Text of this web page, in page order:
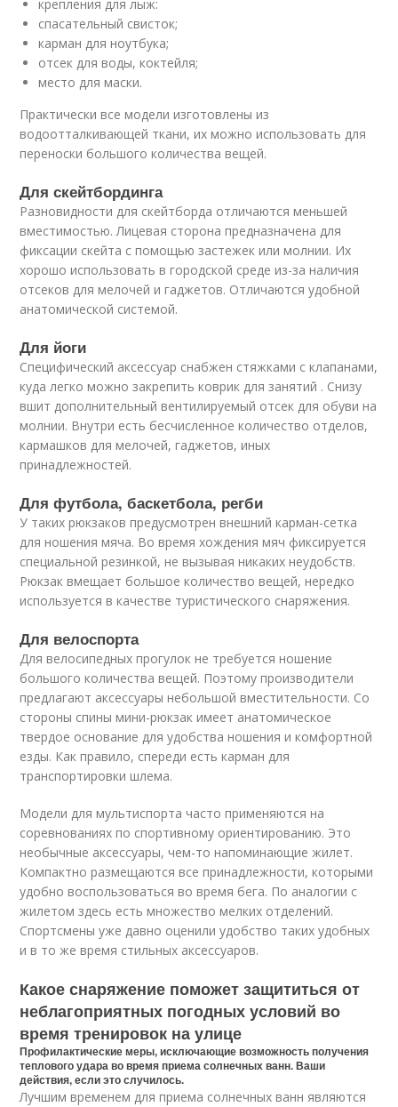
крепления для лыж:
спасательный свисток;
карман для ноутбука;
отсек для воды, коктейля;
место для маски.
Практически все модели изготовлены из
водоотталкивающей ткани, их можно использовать для
переноски большого количества вещей.
Для скейтбординга
Разновидности для скейтборда отличаются меньшей
вместимостью. Лицевая сторона предназначена для
фиксации скейта с помощью застежек или молнии. Их
хорошо использовать в городской среде из-за наличия
отсеков для мелочей и гаджетов. Отличаются удобной
анатомической системой.
Для йоги
Специфический аксессуар снабжен стяжками с клапанами,
куда легко можно закрепить коврик для занятий . Снизу
вшит дополнительный вентилируемый отсек для обуви на
молнии. Внутри есть бесчисленное количество отделов,
кармашков для мелочей, гаджетов, иных
принадлежностей.
Для футбола, баскетбола, регби
У таких рюкзаков предусмотрен внешний карман-сетка
для ношения мяча. Во время хождения мяч фиксируется
специальной резинкой, не вызывая никаких неудобств.
Рюкзак вмещает большое количество вещей, нередко
используется в качестве туристического снаряжения.
Для велоспорта
Для велосипедных прогулок не требуется ношение
большого количества вещей. Поэтому производители
предлагают аксессуары небольшой вместительности. Со
стороны спины мини-рюкзак имеет анатомическое
твердое основание для удобства ношения и комфортной
езды. Как правило, спереди есть карман для
транспортировки шлема.
Модели для мультиспорта часто применяются на
соревнованиях по спортивному ориентированию. Это
необычные аксессуары, чем-то напоминающие жилет.
Компактно размещаются все принадлежности, которыми
удобно воспользоваться во время бега. По аналогии с
жилетом здесь есть множество мелких отделений.
Спортсмены уже давно оценили удобство таких удобных
и в то же время стильных аксессуаров.
Какое снаряжение поможет защититься от
неблагоприятных погодных условий во
время тренировок на улице
Профилактические меры, исключающие возможность получения
теплового удара во время приема солнечных ванн. Ваши
действия, если это случилось.
Лучшим временем для приема солнечных ванн являются